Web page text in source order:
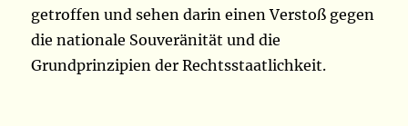
getroffen und sehen darin einen Verstoß gegen
die nationale Souveränität und die
Grundprinzipien der Rechtsstaatlichkeit.